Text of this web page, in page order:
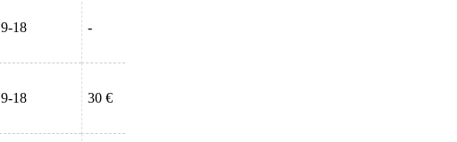
9-18 -
9-18 30 €